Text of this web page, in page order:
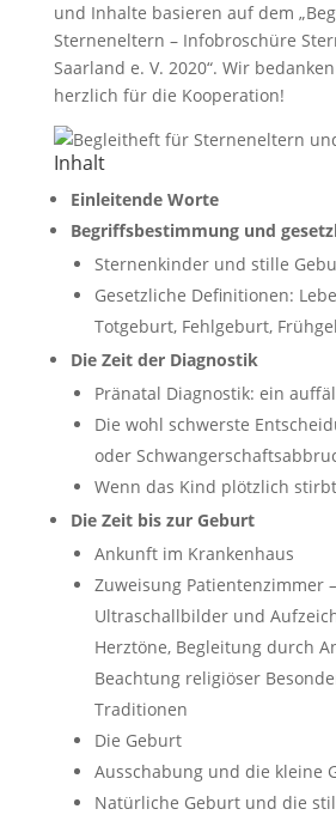
und Inhalte basieren auf dem
Sterneneltern – Infobroschüre
Saarland e. V. 2020“. Wir
herzlich für die Kooperation!
Inhalt
Einleitende Worte
Begriffsbestimmung und
Sternenkinder und stille
Gesetzliche Definitionen:
Totgeburt, Fehlgeburt,
Die Zeit der Diagnostik
Pränatal Diagnostik: ein
Die wohl schwerste
oder
Wenn das Kind plötzlich stirbt
Die Zeit bis zur Geburt
Ankunft im Krankenhaus
Zuweisung Patientenzimmer
Ultraschallbilder und
Herztöne, Begleitung durch
Beachtung religiöser
Traditionen
Die Geburt
Ausschabung und die kleine
Natürliche Geburt und die